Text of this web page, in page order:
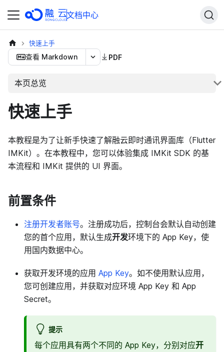
文档中心
快速上手
查看 Markdown PDF
本页总览
快速上手
本教程是为了让新手快速了解融云即时通讯界面库（Flutter
IMKit）。在本教程中，您可以体验集成 IMKit SDK 的基
本流程和 IMKit 提供的 UI 界面。
前置条件
注册开发者账号。注册成功后，控制台会默认自动创建
您的首个应用，默认生成开发环境下的 App Key，使
用国内数据中心。
获取开发环境的应用 App Key。如不使用默认应用，
您可创建应用，并获取对应环境 App Key 和 App
Secret。
提示
每个应用具有两个不同的 App Key，分别对应开